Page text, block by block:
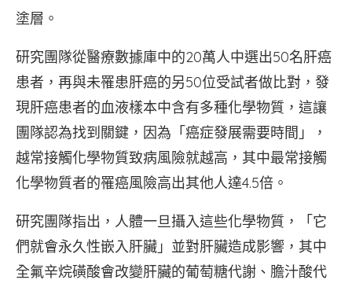
塗層。
研究團隊從醫療數據庫中的20萬人中選出50名肝癌
患者，再與未罹患肝癌的另50位受試者做比對，發
現肝癌患者的血液樣本中含有多種化學物質，這讓
團隊認為找到關鍵，因為「癌症發展需要時間」，
越常接觸化學物質致病風險就越高，其中最常接觸
化學物質者的罹癌風險高出其他人達4.5倍。
研究團隊指出，人體一旦攝入這些化學物質，「它
們就會永久性嵌入肝臟」並對肝臟造成影響，其中
全氟辛烷磺酸會改變肝臟的葡萄糖代謝、膽汁酸代